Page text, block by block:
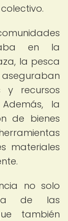
en la
la pesca
aseguraban
y recursos
la
de bienes
materiales
no solo
de las
también